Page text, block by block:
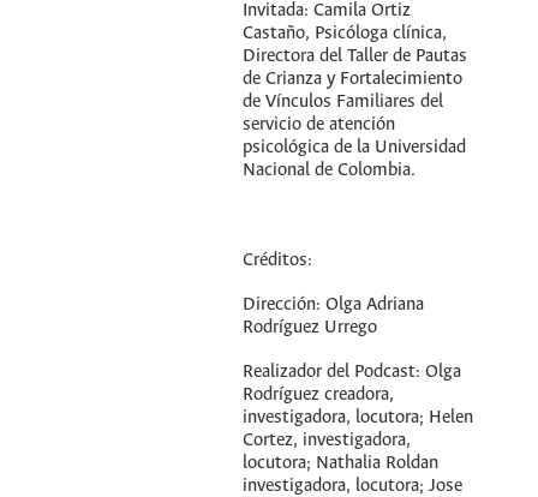
Invitada: Camila Ortiz
Castaño, Psicóloga clínica,
Directora del Taller de Pautas
de Crianza y Fortalecimiento
de Vínculos Familiares del
servicio de atención
psicológica de la Universidad
Nacional de Colombia.
Créditos:
Dirección: Olga Adriana
Rodríguez Urrego
Realizador del Podcast: Olga
Rodríguez creadora,
investigadora, locutora; Helen
Cortez, investigadora,
locutora; Nathalia Roldan
investigadora, locutora; Jose